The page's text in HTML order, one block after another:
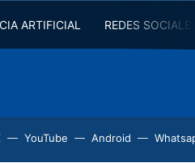
ARTIFICIAL REDES
YouTube Android